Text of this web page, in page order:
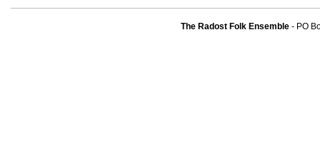
The Radost Folk Ensemble- PO